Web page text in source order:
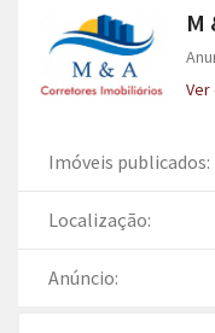
M
Imóveis publicados:
Localização:
Anúncio: